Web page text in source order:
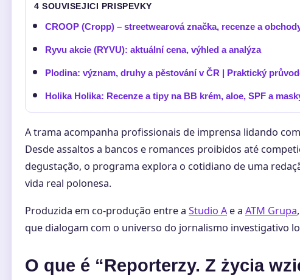
4 SOUVISEJICI PRISPEVKY
CROOP (Cropp) – streetwearová značka, recenze a
Ryvu akcie (RYVU): aktuální cena, výhled a analýza
Plodina: význam, druhy a pěstování v ČR | Praktický
Holika Holika: Recenze a tipy na BB krém, aloe, SPF a
A trama acompanha profissionais de imprensa lidando
Desde assaltos a bancos e romances proibidos até
degustação, o programa explora o cotidiano de uma
vida real polonesa.
Produzida em co-produção entre a Studio Ae a ATM Grupa
que dialogam com o universo do jornalismo investigativo
O que é “Reporterzy. Z życia